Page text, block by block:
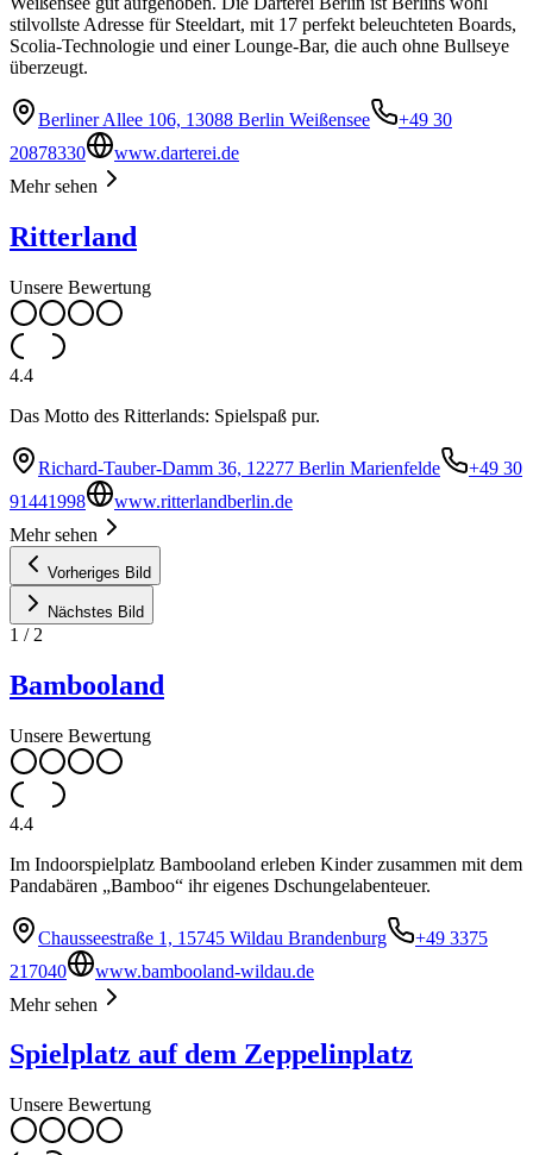
stilvollste Adresse für Steeldart, mit 17 perfekt beleuchteten Boards,
Scolia-Technologie und einer Lounge-Bar, die auch ohne Bullseye
überzeugt.
Berliner Allee 106, 13088 Berlin Weißensee
+49 30
20878330
www.darterei.de
Mehr sehen
Ritterland
Unsere Bewertung
4.4
Das Motto des Ritterlands: Spielspaß pur.
Richard-Tauber-Damm 36, 12277 Berlin Marienfelde
+49 30
91441998
www.ritterlandberlin.de
Mehr sehen
Vorheriges Bild
Nächstes Bild
1 / 2
Bambooland
Unsere Bewertung
4.4
Im Indoorspielplatz Bambooland erleben Kinder zusammen mit dem
Pandabären „Bamboo“ ihr eigenes Dschungelabenteuer.
Chausseestraße 1, 15745 Wildau Brandenburg
+49 3375
217040
www.bambooland-wildau.de
Mehr sehen
Spielplatz auf dem Zeppelinplatz
Unsere Bewertung